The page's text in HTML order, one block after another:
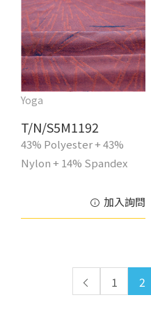
Yoga
T/N/S5M1192
43% Polyester + 43%
Nylon + 14% Spandex
加入詢問
1 2